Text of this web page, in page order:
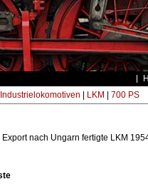
Industrielokomotiven LKM 700 PS
Export nach Ungarn fertigte LKM